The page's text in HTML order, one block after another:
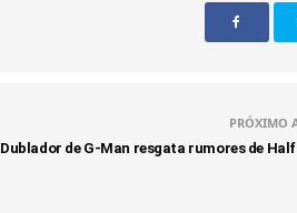
PRÓXIMO
Dublador de G-Man resgata rumores de